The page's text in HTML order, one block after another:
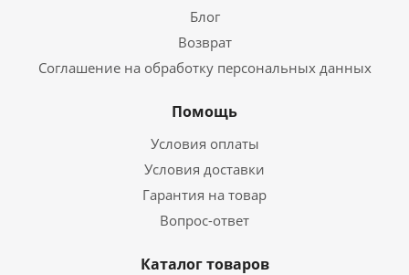
Блог
Возврат
Соглашение на обработку персональных данных
Помощь
Условия оплаты
Условия доставки
Гарантия на товар
Вопрос-ответ
Каталог товаров